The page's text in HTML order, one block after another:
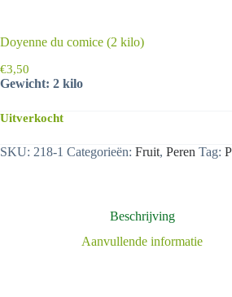
Doyenne du comice (2 kilo)
€3,50
Gewicht: 2 kilo
Uitverkocht
SKU: 218-1 Categorieën: Fruit, Peren Tag:
Beschrijving
Aanvullende informatie